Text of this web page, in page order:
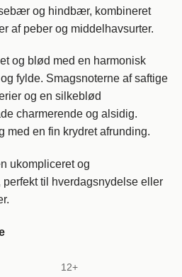
og hindbær, kombineret
af peber og middelhavsurter.
og blød med en harmonisk
fylde. Smagsnoterne af saftige
og en silkeblød
charmerende og alsidig.
med en fin krydret afrunding.
ukompliceret og
til hverdagsnydelse eller
12+